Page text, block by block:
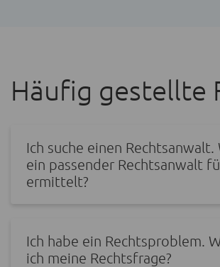
Häufig gestellte
Ich suche einen Rechtsanwalt.
ein passender Rechtsanwalt
ermittelt?
Ich habe ein Rechtsproblem.
ich meine Rechtsfrage?